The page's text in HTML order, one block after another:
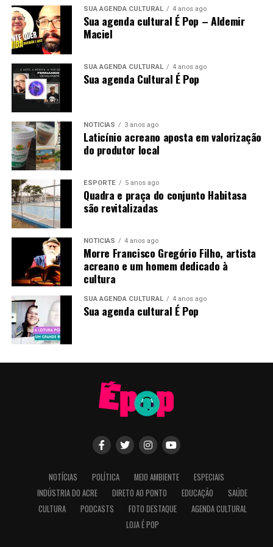
liderança originalmente ligada ao Juruá para um nome
com alcance estadual, sem que o parlamentar deixasse
de apresentar sua origem cruzeirense como parte
central de sua identidade política.
O caminho iniciado no interior, com crescimento
gradual nas urnas e espaço conquistado dentro da
Assembleia, é apontado por seus apoiadores como
demonstração de que lideranças do Juruá podem
alcançar posições de comando estadual sem perder a
ligação com suas bases.
Mobilização para uma nova campanha
Durante a Convenção Avança Acre, Nicolau convocou os
apoiadores a participarem diretamente da campanha e a
levarem às ruas as propostas dos candidatos da aliança.
“Eu quero agradecer a cada um que está
time que vai estar nas ruas pedindo voto. A
gente tem uma responsabilidade muito
grande”, afirmou.
SUA AGENDA CULTURAL 4 anos ago
Sua agenda cultural É Pop – Aldemir
Maciel
SUA AGENDA CULTURAL 4 anos ago
Sua agenda Cultural É Pop
NOTÍCIAS 3 anos ago
Laticínio acreano aposta em valorização
do produtor local
ESPORTE 5 anos ago
Quadra e praça do conjunto Habitasa
são revitalizadas
NOTÍCIAS 4 anos ago
Morre Francisco Gregório Filho, artista
acreano e um homem dedicado à
cultura
SUA AGENDA CULTURAL 4 anos ago
Sua agenda cultural É Pop
NOTÍCIAS POLÍTICA MEIO AMBIENTE
ESPECIAIS
INDÚSTRIA DO ACRE
DIRETO AO PONTO EDUCAÇÃO
SAÚDE
CULTURA
PODCASTS FOTO DESTAQUE
AGENDA CULTURAL
LOJA É POP